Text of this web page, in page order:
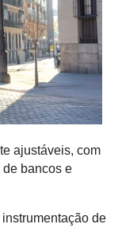
ajustáveis, com
bancos e
de